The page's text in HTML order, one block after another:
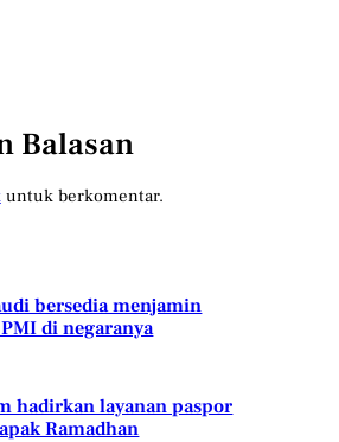
Balasan
untuk berkomentar.
bersedia menjamin
di negaranya
hadirkan layanan paspor
Ramadhan